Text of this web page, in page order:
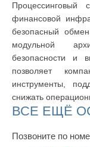
Процессинговый
финансовой
безопасный
модульной
безопасности и
позволяет
инструменты,
снижать
ВСЕ ЕЩЁ
Позвоните по